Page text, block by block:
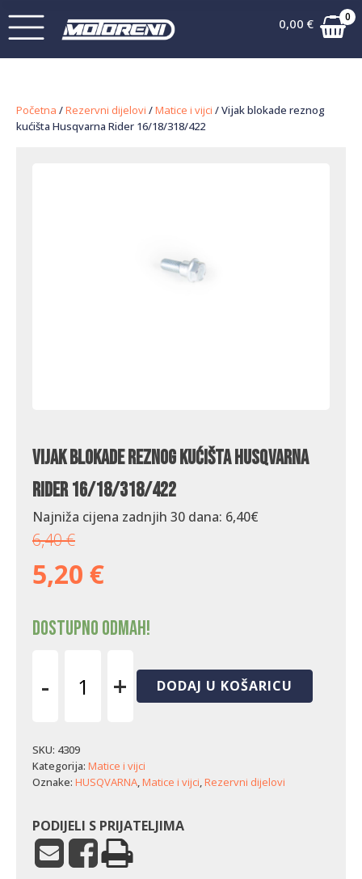
0,00 € 0
Početna /Rezervni dijelovi /Matice i vijci / Vijak blokade reznog
kućišta Husqvarna Rider 16/18/318/422
Vijak blokade reznog kućišta Husqvarna
Rider 16/18/318/422
Najniža cijena zadnjih 30 dana: 6,40€
6,40€
5,20 €
Dostupno odmah!
-
kućišta
Husqvarna
Rider
+ DODAJ U KOŠARICU
SKU: 4309
Kategorija: Matice i vijci
Oznake: HUSQVARNA,Matice i vijci,Rezervni dijelovi
PODIJELI S PRIJATELJIMA